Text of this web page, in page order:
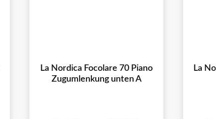
La Nordica Focolare 70 Piano
Zugumlenkung unten A
La